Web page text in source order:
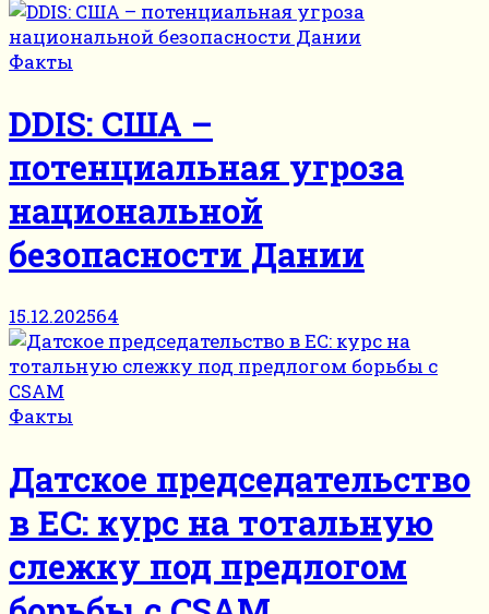
Факты
DDIS: США –
потенциальная угроза
национальной
безопасности Дании
15.12.202564
Факты
Датское председательство
в ЕС: курс на тотальную
слежку под предлогом